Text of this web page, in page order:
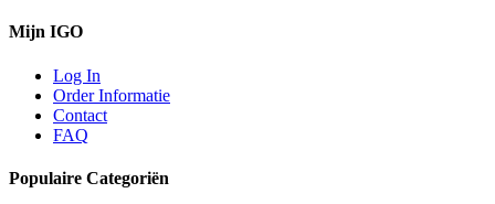
Mijn IGO
Log In
Order Informatie
Contact
FAQ
Populaire Categoriën